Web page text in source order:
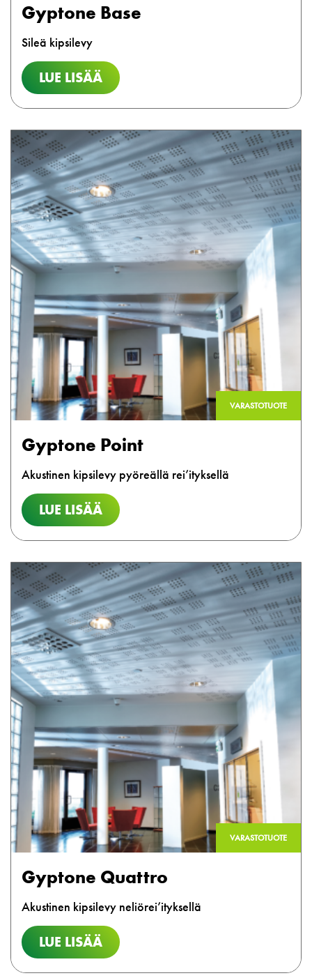
Gyptone Base
Sileä kipsilevy
LUE LISÄÄ
VARASTOTUOTE
Gyptone Point
Akustinen kipsilevy pyöreällä rei’ityksellä
LUE LISÄÄ
VARASTOTUOTE
Gyptone Quattro
Akustinen kipsilevy neliörei’ityksellä
LUE LISÄÄ